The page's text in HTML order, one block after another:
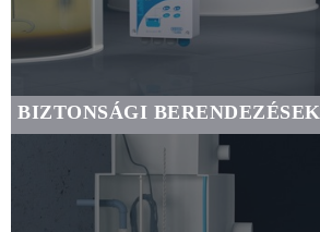
BIZTONSÁGI BERENDEZÉSEK